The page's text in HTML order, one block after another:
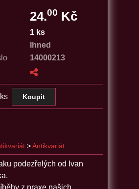
24.00 Kč
1 ks
Ihned
14000213
ks
> Antikvariát
podezřelých od Ivan